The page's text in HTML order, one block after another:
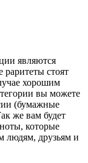
являются
стоят
хорошим
вы можете
(бумажные
же вам будет
которые
людям, друзьям и